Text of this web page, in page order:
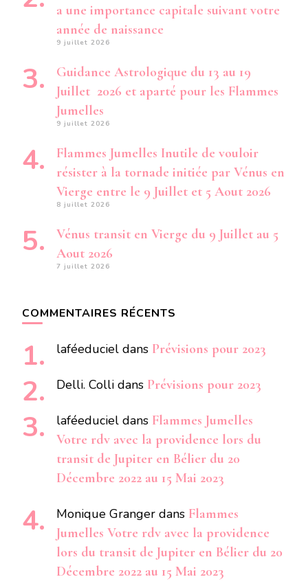
a une importance capitale suivant votre
année de naissance
9 juillet 2026
Guidance Astrologique du 13 au 19
Juillet 2026 et aparté pour les Flammes
Jumelles
9 juillet 2026
Flammes Jumelles Inutile de vouloir
résister à la tornade initiée par Vénus en
Vierge entre le 9 Juillet et 5 Aout 2026
8 juillet 2026
Vénus transit en Vierge du 9 Juillet au 5
Aout 2026
7 juillet 2026
COMMENTAIRES RÉCENTS
laféeduciel dans Prévisions pour 2023
Delli. Colli dans Prévisions pour 2023
laféeduciel dans Flammes Jumelles
Votre rdv avec la providence lors du
transit de Jupiter en Bélier du 20
Décembre 2022 au 15 Mai 2023
Monique Granger dans Flammes
Jumelles Votre rdv avec la providence
lors du transit de Jupiter en Bélier du 20
Décembre 2022 au 15 Mai 2023